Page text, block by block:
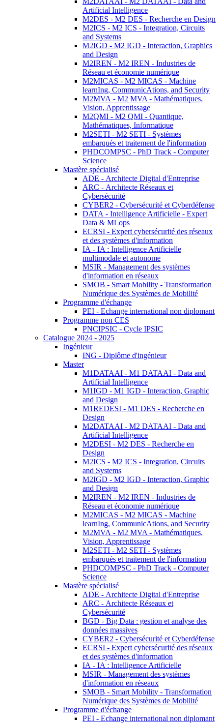
Artificial Intelligence
M2DES - M2 DES - Recherche en Design
M2ICS - M2 ICS - Integration, Circuits
and Systems
M2IGD - M2 IGD - Interaction, Graphics
and Design
M2IREN - M2 IREN - Industries de
Réseau et économie numérique
M2MICAS - M2 MICAS - Machine
learnIng, CommunicAtions, and Security
M2MVA - M2 MVA - Mathématiques,
Vision, Apprentissage
M2QMI - M2 QMI - Quantique,
Mathématiques, Informatique
M2SETI - M2 SETI - Systèmes
embarqués et traitement de l'information
PHDCOMPSC - PhD Track - Computer
Science
Mastère spécialisé
ADE - Architecte Digital d'Entreprise
ARC - Architecte Réseaux et
Cybersécurité
CYBER2 - Cybersécurité et Cyberdéfense
DATA - Intelligence Artificielle - Expert
Data & MLops
ECRSI - Expert cybersécurité des réseaux
et des systèmes d'information
IA - IA : Intelligence Artificielle
multimodale et autonome
MSIR - Management des systèmes
d'information en réseaux
SMOB - Smart Mobility - Transformation
Numérique des Systèmes de Mobilité
Programme d'échange
PEI - Echange international non diplomant
Programme non CES
PNCIPSIC - Cycle IPSIC
Catalogue 2024 - 2025
Ingénieur
ING - Diplôme d'ingénieur
Master
M1DATAAI - M1 DATAAI - Data and
Artificial Intelligence
M1IGD - M1 IGD - Interaction, Graphic
and Design
M1REDESI - M1 DES - Recherche en
Design
M2DATAAI - M2 DATAAI - Data and
Artificial Intelligence
M2DESI - M2 DES - Recherche en
Design
M2ICS - M2 ICS - Integration, Circuits
and Systems
M2IGD - M2 IGD - Interaction, Graphic
and Design
M2IREN - M2 IREN - Industries de
Réseau et économie numérique
M2MICAS - M2 MICAS - Machine
learnIng, CommunicAtions, and Security
M2MVA - M2 MVA - Mathématiques,
Vision, Apprentissage
M2SETI - M2 SETI - Systèmes
embarqués et traitement de l'information
PHDCOMPSC - PhD Track - Computer
Science
Mastère spécialisé
ADE - Architecte Digital d'Entreprise
ARC - Architecte Réseaux et
Cybersécurité
BGD - Big Data : gestion et analyse des
données massives
CYBER2 - Cybersécurité et Cyberdéfense
ECRSI - Expert cybersécurité des réseaux
et des systèmes d'information
IA - IA : Intelligence Artificielle
MSIR - Management des systèmes
d'information en réseaux
SMOB - Smart Mobility - Transformation
Numérique des Systèmes de Mobilité
Programme d'échange
PEI - Echange international non diplomant